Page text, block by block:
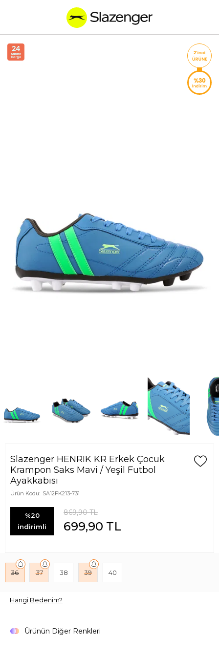
Slazenger HENRIK KR Erkek Çocuk
Krampon Saks Mavi / Yeşil Futbol
Ayakkabısı
Ürün Kodu: SA12FK213-731
%20
indirimli
869,90TL
699,90 TL
36 37 38 39 40
Hangi Bedenim?
Ürünün Diğer Renkleri